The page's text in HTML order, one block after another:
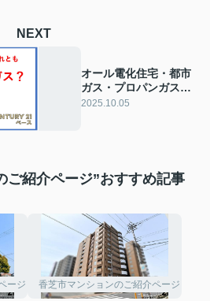
NEXT
オール電化住宅・都市
ガス・プロパンガスの
比較は？メリットやデ
2025.10.05
ご紹介ページ”おすすめ記事
ージ 香芝市マンションのご紹介ページ